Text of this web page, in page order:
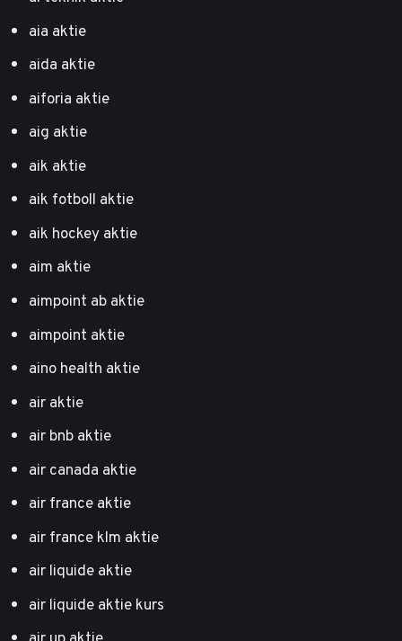
aia aktie
aida aktie
aiforia aktie
aig aktie
aik aktie
aik fotboll aktie
aik hockey aktie
aim aktie
aimpoint ab aktie
aimpoint aktie
aino health aktie
air aktie
air bnb aktie
air canada aktie
air france aktie
air france klm aktie
air liquide aktie
air liquide aktie kurs